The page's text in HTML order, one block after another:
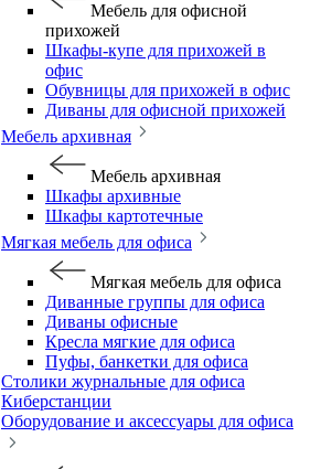
Мебель для офисной
прихожей
Шкафы-купе для прихожей в
офис
Обувницы для прихожей в офис
Диваны для офисной прихожей
Мебель архивная
Мебель архивная
Шкафы архивные
Шкафы картотечные
Мягкая мебель для офиса
Мягкая мебель для офиса
Диванные группы для офиса
Диваны офисные
Кресла мягкие для офиса
Пуфы, банкетки для офиса
Столики журнальные для офиса
Киберстанции
Оборудование и аксессуары для офиса